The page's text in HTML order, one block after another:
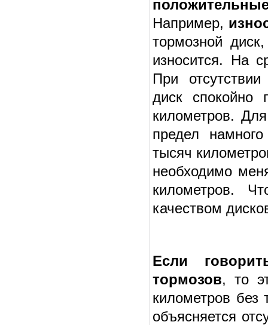
Например,
тормозной
износится. На
При
диск спокойно
километров.
предел
тысяч
необходимо
километров.
качеством
Если
тормозов, то
километров без
объясняется